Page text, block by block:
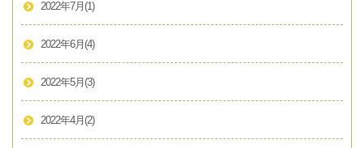
2022年7月 (1)
2022年6月 (4)
2022年5月 (3)
2022年4月 (2)